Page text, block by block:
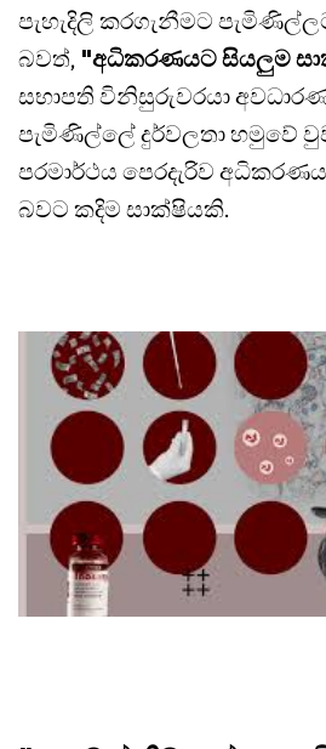
පැහැදිලි කරගැනීමට
බවත්, "අධිකරණයට සියලුම
සභාපති විනිසුරුවරයා
පැමිණිල්ලේ දුර්වලතා හමුවේ
පරමාර්ථය පෙරදැරිව
බවට කදිම සාක්ෂියකි.